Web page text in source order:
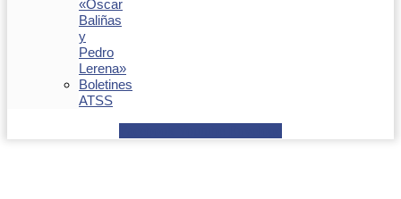
«Oscar
Baliñas
y
Pedro
Lerena»
Boletines
ATSS